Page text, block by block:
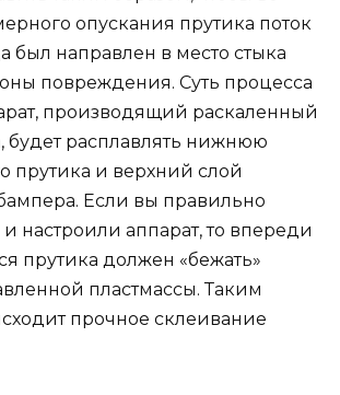
опускания прутика поток
был направлен в место стыка
повреждения. Суть процесса
производящий раскаленный
будет расплавлять нижнюю
прутика и верхний слой
Если вы правильно
настроили аппарат, то впереди
прутика должен «бежать»
пластмассы. Таким
прочное склеивание